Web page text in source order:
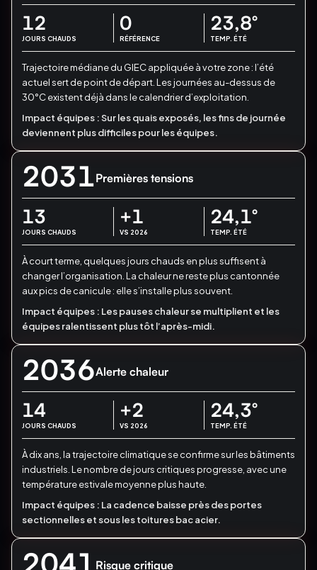
12
JOURS CHAUDS
0
RÉFÉRENCE
23,8°
TEMP. ÉTÉ
Trajectoire médiane du GIEC appliquée à votre zone : l’été
actuel sert de point de départ. Les journées au-dessus de
30°C existent déjà dans le calendrier d’exploitation.
Impact équipes :Sur les quais exposés, les fins de journée
deviennent plus difficiles pour les équipes.
2031Premières tensions
13
JOURS CHAUDS
+1
VS 2026
24,1°
TEMP. ÉTÉ
À court terme, quelques jours chauds en plus suffisent à
changer l’organisation. La chaleur ne reste plus cantonnée
aux pics de canicule : elle s’installe plus souvent.
Impact équipes : Les pauses chaleur se multiplient et les
équipes ralentissent plus tôt l’après-midi.
2036Alerte chaleur
14
JOURS CHAUDS
+2
VS 2026
24,3°
TEMP. ÉTÉ
À dix ans, la trajectoire climatique se confirme sur les bâtiments
industriels. Le nombre de jours critiques progresse, avec une
température estivale moyenne plus haute.
Impact équipes : La cadence baisse près des portes
sectionnelles et sous les toitures bac acier.
2041 Risque critique